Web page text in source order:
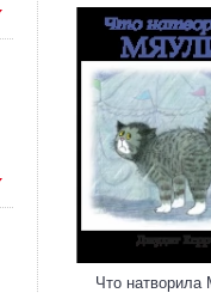
Что натворила